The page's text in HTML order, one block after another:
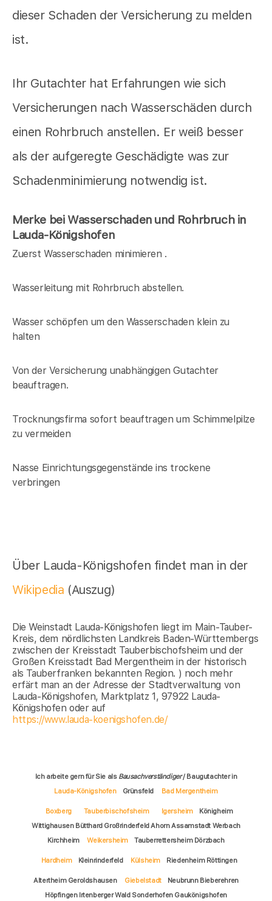
dieser Schaden der Versicherung zu melden
ist.
Ihr Gutachter hat Erfahrungen wie sich
Versicherungen nach Wasserschäden durch
einen Rohrbruch anstellen. Er weiß besser
als der aufgeregte Geschädigte was zur
Schadenminimierung notwendig ist.
Merke bei Wasserschaden und Rohrbruch in
Lauda-Königshofen
Zuerst Wasserschaden minimieren .
Wasserleitung mit Rohrbruch abstellen.
Wasser schöpfen um den Wasserschaden klein zu
halten
Von der Versicherung unabhängigen Gutachter
beauftragen.
Trocknungsfirma sofort beauftragen um Schimmelpilze
zu vermeiden
Nasse Einrichtungsgegenstände ins trockene
verbringen
Über Lauda-Königshofen findet man in der
Wikipedia (Auszug)
Die Weinstadt Lauda-Königshofen liegt im Main-Tauber-
Kreis, dem nördlichsten Landkreis Baden-Württembergs
zwischen der Kreisstadt Tauberbischofsheim und der
Großen Kreisstadt Bad Mergentheim in der historisch
als Tauberfranken bekannten Region. ) noch mehr
erfärt man an der Adresse der Stadtverwaltung von
Lauda-Königshofen, Marktplatz 1, 97922 Lauda-
Königshofen oder auf
https://www.lauda-koenigshofen.de/
Ich arbeite gern für Sie als Bausachverständiger/ Baugutachter in
Lauda-Königshofen
Grünsfeld Bad Mergentheim
Boxberg Tauberbischofsheim Igersheim
Königheim
Wittighausen Bütthard Großrinderfeld Ahorn Assamstadt Werbach
Kirchheim
Weikersheim Tauberrettersheim Dörzbach
Hardheim Kleinrinderfeld Külsheim Riedenheim Röttingen
Altertheim Geroldshausen Giebelstadt
Neubrunn Bieberehren
Höpfingen Irtenberger Wald Sonderhofen Gaukönigshofen